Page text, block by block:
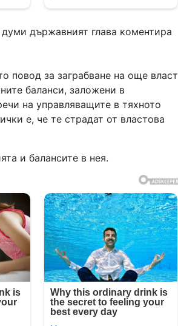
държавният глава коментира
повод за заграбване на още власт
баланси, заложени в
на управляващите в тяхното
е, че те страдат от властова
и балансите в нея.